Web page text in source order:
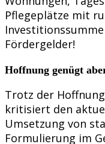
Pflegeplätze mit
Fördergelder!
Hoffnung genügt
Trotz der
kritisiert den
Umsetzung von
Formulierung im